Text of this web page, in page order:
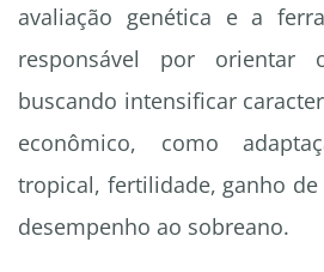
avaliação genética e a
responsável por orientar
buscando intensificar
econômico, como
tropical, fertilidade, ganho
desempenho ao sobreano.